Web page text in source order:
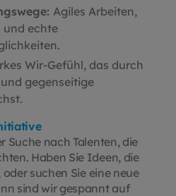
Agiles Arbeiten,
und echte
Wir-Gefühl, das durch
gegenseitige
Suche nach Talenten, die
Haben Sie Ideen, die
suchen Sie eine neue
sind wir gespannt auf